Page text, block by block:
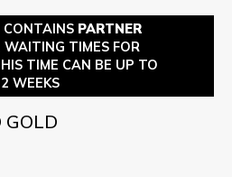
CONTAINS PARTNER
WAITING TIMES FOR
TIME CAN BE UP TO
2 WEEKS